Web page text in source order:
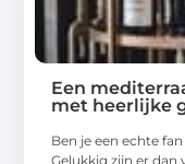
Een
met heerlijke
Ben je een echte
Gelukkig zijn er